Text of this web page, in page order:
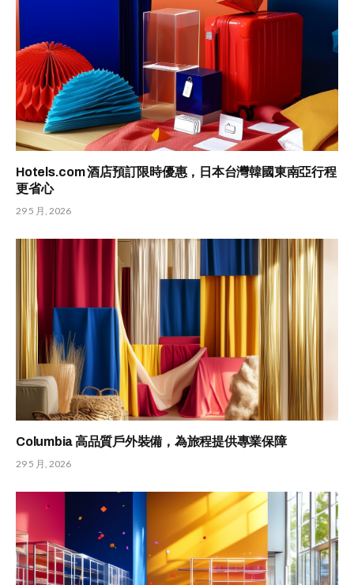
Hotels.com 酒店預訂限時優惠，日本台灣韓國東南亞行程
更省心
29 5 月, 2026
Columbia 高品質戶外裝備，為旅程提供專業保障
29 5 月, 2026